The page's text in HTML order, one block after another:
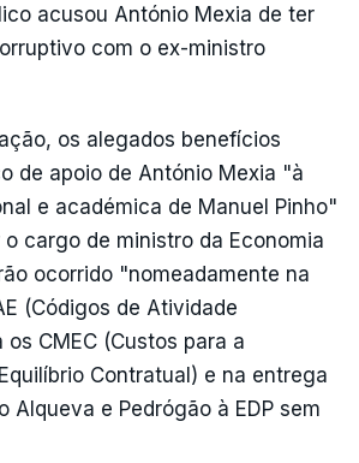
acusou António Mexia de ter
com o ex-ministro
os alegados benefícios
de apoio de António Mexia "à
e académica de Manuel Pinho"
cargo de ministro da Economia
ocorrido "nomeadamente na
(Códigos de Atividade
os CMEC (Custos para a
Contratual) e na entrega
Alqueva e Pedrógão à EDP sem